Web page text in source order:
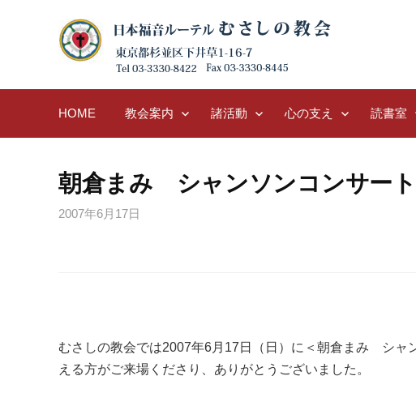
HOME 教会案内 諸活動 心の支え 読書室
朝倉まみ シャンソンコンサート
2007年6月17日
むさしの教会では2007年6月17日（日）に＜朝倉まみ シャ
える方がご来場くださり、ありがとうございました。